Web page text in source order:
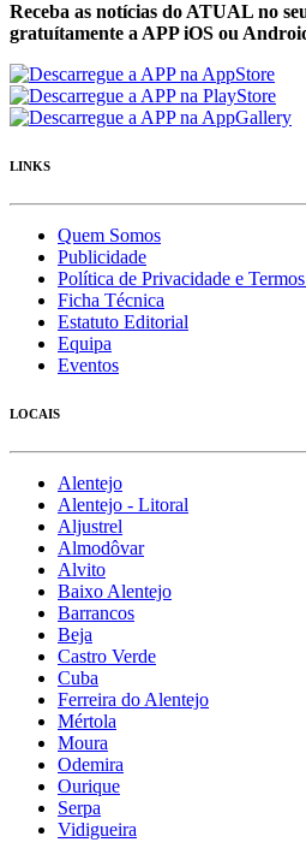
Receba as notícias do ATUAL no
gratuítamente a APP iOS ou
LINKS
Quem Somos
Publicidade
Política de Privacidade e
Ficha Técnica
Estatuto Editorial
Equipa
Eventos
LOCAIS
Alentejo
Alentejo - Litoral
Aljustrel
Almodôvar
Alvito
Baixo Alentejo
Barrancos
Beja
Castro Verde
Cuba
Ferreira do Alentejo
Mértola
Moura
Odemira
Ourique
Serpa
Vidigueira